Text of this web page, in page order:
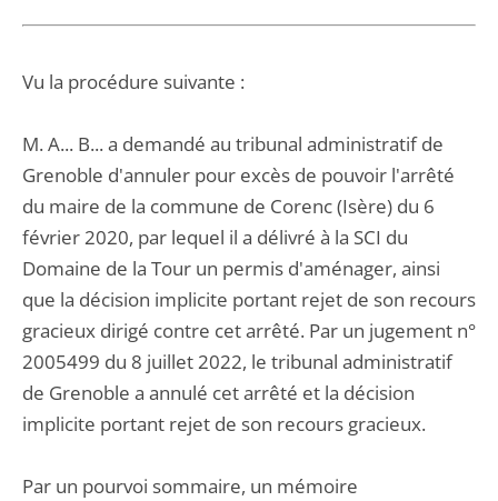
Vu la procédure suivante :
M. A... B... a demandé au tribunal administratif de
Grenoble d'annuler pour excès de pouvoir l'arrêté
du maire de la commune de Corenc (Isère) du 6
février 2020, par lequel il a délivré à la SCI du
Domaine de la Tour un permis d'aménager, ainsi
que la décision implicite portant rejet de son recours
gracieux dirigé contre cet arrêté. Par un jugement n°
2005499 du 8 juillet 2022, le tribunal administratif
de Grenoble a annulé cet arrêté et la décision
implicite portant rejet de son recours gracieux.
Par un pourvoi sommaire, un mémoire